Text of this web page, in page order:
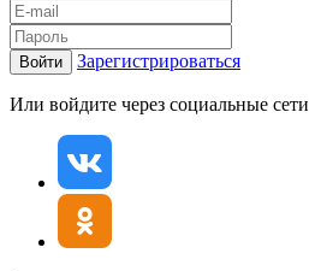
Войти Зарегистрироваться
Или войдите через социальные сети